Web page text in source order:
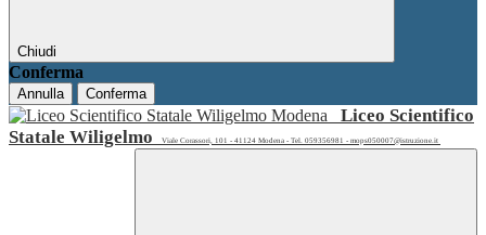
Chiudi
Conferma
Annulla Conferma
Liceo Scientifico
Statale Wiligelmo
Viale Corassori, 101 - 41124 Modena - Tel. 059356981 - mops050007@istruzione.it